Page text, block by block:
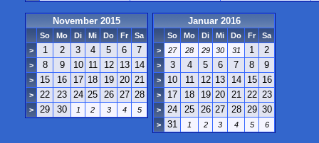
November 2015
So Mo Di Mi Do Fr
Sa
>
1 2 3 4 5 6 7
> 8 9 10 11 12 13 14
> 15 16 17 18 19 20 21
> 22 23 24 25 26 27 28
> 29 30 1 2 3 4 5
Januar 2016
So Mo Di Mi Do Fr
Sa
>
27 28 29 30 31 1 2
> 3 4 5 6 7 8 9
> 10 11 12 13 14 15 16
> 17 18 19 20 21 22 23
> 24 25 26 27 28 29 30
> 31 1 2 3 4 5 6